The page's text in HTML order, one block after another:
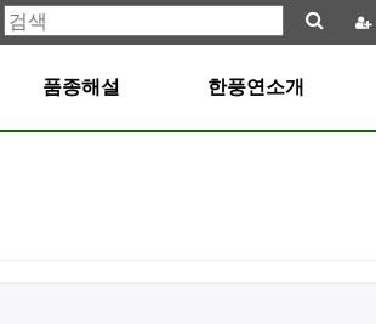
품종해설 한풍연소개